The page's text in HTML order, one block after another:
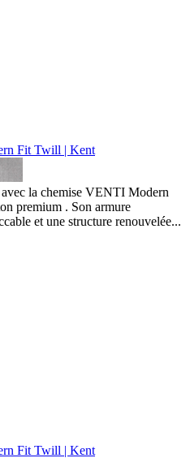
Fit Twill | Kent
la chemise VENTI Modern
premium . Son armure
et une structure renouvelée...
Fit Twill | Kent